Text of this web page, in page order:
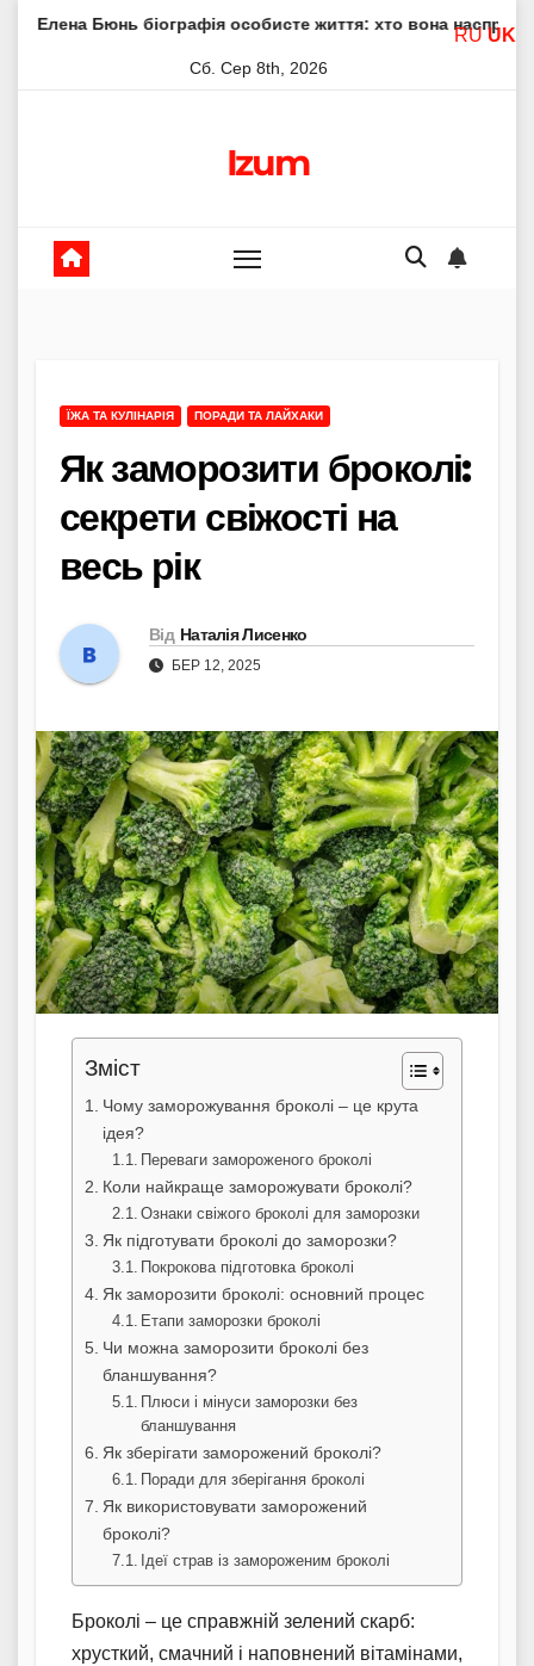
біографія особисте життя: хто вона насправді Елена
Сб. Сер 8th, 2026
Izum
ЇЖА ТА КУЛІНАРІЯ ПОРАДИ ТА ЛАЙХАКИ
Як заморозити броколі:
секрети свіжості на
весь рік
Від Наталія Лисенко
БЕР 12, 2025
Зміст
Чому заморожування броколі – це крута
ідея?
Переваги замороженого броколі
Коли найкраще заморожувати броколі?
Ознаки свіжого броколі для заморозки
Як підготувати броколі до заморозки?
Покрокова підготовка броколі
Як заморозити броколі: основний процес
Етапи заморозки броколі
Чи можна заморозити броколі без
бланшування?
Плюси і мінуси заморозки без
бланшування
Як зберігати заморожений броколі?
Поради для зберігання броколі
Як використовувати заморожений
броколі?
Ідеї страв із замороженим броколі
Броколі – це справжній зелений скарб:
хрусткий, смачний і наповнений вітамінами,
RU UK